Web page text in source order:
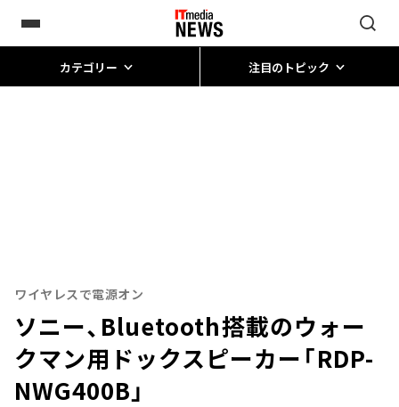
カテゴリー 注目のトピック
ワイヤレスで電源オン
ソニー、Bluetooth搭載のウォー
クマン用ドックスピーカー「RDP-
NWG400B」